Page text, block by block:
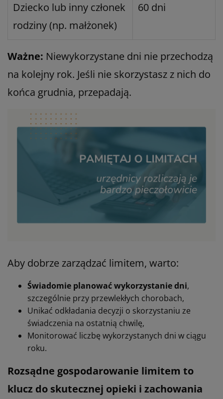
Dziecko lub inny członek
rodziny (np. małżonek)
60 dni
Ważne: Niewykorzystane dni nie przechodzą
na kolejny rok. Jeśli nie skorzystasz z nich do
końca grudnia, przepadają.
Aby dobrze zarządzać limitem, warto:
Świadomie planować wykorzystanie dni,
szczególnie przy przewlekłych chorobach,
Unikać odkładania decyzji o skorzystaniu ze
świadczenia na ostatnią chwilę,
Monitorować liczbę wykorzystanych dni w ciągu
roku.
Rozsądne gospodarowanie limitem to
klucz do skutecznej opieki i zachowania